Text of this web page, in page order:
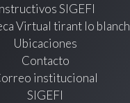
SIGEFI
Virtual tirant lo blanch
Ubicaciones
Contacto
institucional
SIGEFI